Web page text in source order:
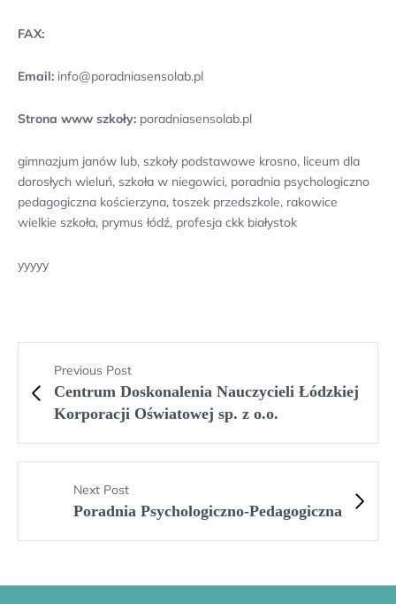
FAX:
Email: info@poradniasensolab.pl
Strona www szkoły: poradniasensolab.pl
gimnazjum janów lub, szkoły podstawowe krosno, liceum dla
dorosłych wieluń, szkoła w niegowici, poradnia psychologiczno
pedagogiczna kościerzyna, toszek przedszkole, rakowice
wielkie szkoła, prymus łódź, profesja ckk białystok
yyyyy
Previous Post
Centrum Doskonalenia Nauczycieli Łódzkiej
Korporacji Oświatowej sp. z o.o.
Next Post
Poradnia Psychologiczno-Pedagogiczna